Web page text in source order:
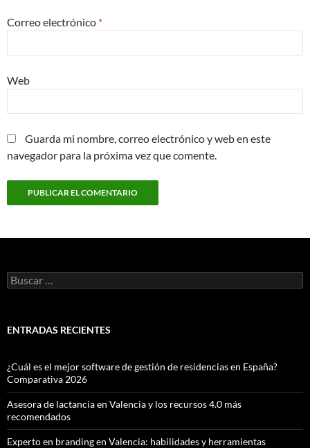
Correo electrónico *
Web
Guarda mi nombre, correo electrónico y web en este
navegador para la próxima vez que comente.
Buscar:
ENTRADAS RECIENTES
¿Cuál es el mejor software de gestión de residencias en España?
Comparativa 2026
Asesora de lactancia en Valencia y los recursos 4.0 más
recomendados
Experto en branding en Valencia: habilidades y herramientas